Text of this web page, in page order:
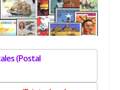
(Postal